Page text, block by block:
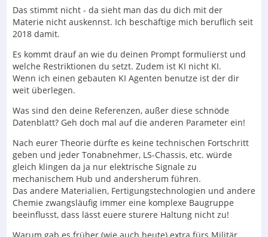
Das stimmt nicht - da sieht man das du dich mit der
Materie nicht auskennst. Ich beschäftige mich beruflich seit
2018 damit.
Es kommt drauf an wie du deinen Prompt formulierst und
welche Restriktionen du setzt. Zudem ist KI nicht KI.
Wenn ich einen gebauten KI Agenten benutze ist der dir
weit überlegen.
Was sind den deine Referenzen, außer diese schnöde
Datenblatt? Geh doch mal auf die anderen Parameter ein!
Nach eurer Theorie dürfte es keine technischen Fortschritt
geben und jeder Tonabnehmer, LS-Chassis, etc. würde
gleich klingen da ja nur elektrische Signale zu
mechanischem Hub und andersherum führen.
Das andere Materialien, Fertigungstechnologien und andere
Chemie zwangsläufig immer eine komplexe Baugruppe
beeinflusst, dass lässt euere sturere Haltung nicht zu!
Warum gab es früher (wie auch heute) extra fürs Militär